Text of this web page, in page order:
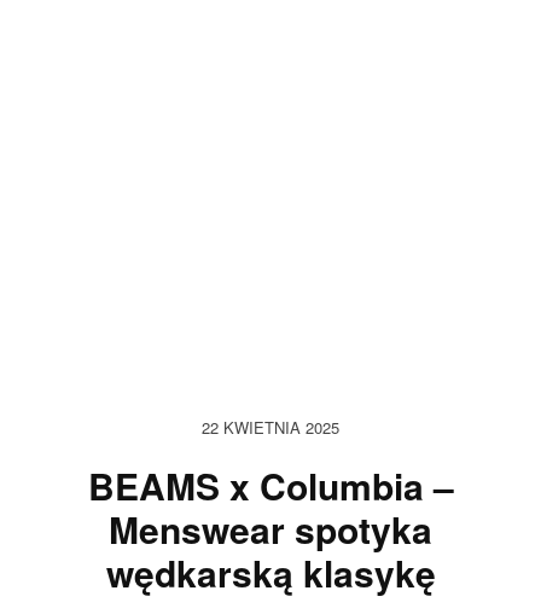
22 KWIETNIA 2025
BEAMS x Columbia –
Menswear spotyka
wędkarską klasykę